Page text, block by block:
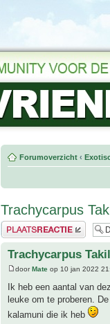
Forumoverzicht ‹
Trachycarpus
Plaats een reactie
Trachycarpus
doorMate op 10 jan 2022
Ik heb een aantal van
leuke om te proberen.
kalamuni die ik heb